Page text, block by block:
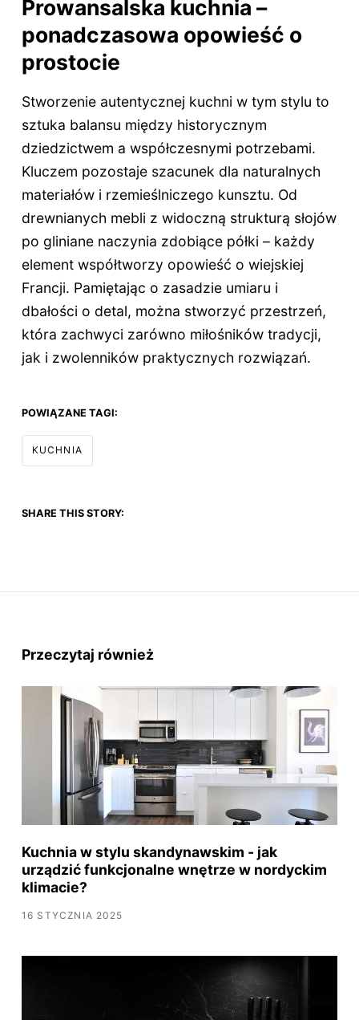
Prowansalska kuchnia –
ponadczasowa opowieść o
prostocie
Stworzenie autentycznej kuchni w tym stylu to
sztuka balansu między historycznym
dziedzictwem a współczesnymi potrzebami.
Kluczem pozostaje szacunek dla naturalnych
materiałów i rzemieślniczego kunsztu. Od
drewnianych mebli z widoczną strukturą słojów
po gliniane naczynia zdobiące półki – każdy
element współtworzy opowieść o wiejskiej
Francji. Pamiętając o zasadzie umiaru i
dbałości o detal, można stworzyć przestrzeń,
która zachwyci zarówno miłośników tradycji,
jak i zwolenników praktycznych rozwiązań.
POWIĄZANE TAGI:
KUCHNIA
SHARE THIS STORY:
Przeczytaj również
Kuchnia w stylu skandynawskim - jak
urządzić funkcjonalne wnętrze w nordyckim
klimacie?
16 STYCZNIA 2025